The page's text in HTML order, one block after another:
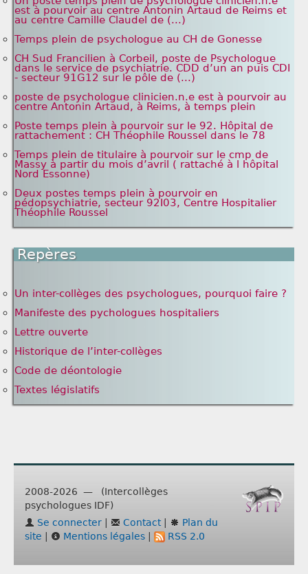
est à pourvoir au centre Antonin Artaud de Reims et
au centre Camille Claudel de (...)
Temps plein de psychologue au CH de Gonesse
CH Sud Francilien à Corbeil, poste de Psychologue
dans le service de psychiatrie. CDD d’un an puis CDI
- secteur 91G12 sur le pôle de (...)
poste de psychologue clinicien.n.e est à pourvoir au
centre Antonin Artaud, à Reims, à temps plein
Poste temps plein à pourvoir sur le 92. Hôpital de
rattachement : CH Théophile Roussel dans le 78
Temps plein de titulaire à pourvoir sur le cmp de
Massy à partir du mois d’avril ( rattaché à l hôpital
Nord Essonne)
Deux postes temps plein à pourvoir en
pédopsychiatrie, secteur 92I03, Centre Hospitalier
Théophile Roussel
Repères
Un inter-collèges des psychologues, pourquoi faire ?
Manifeste des pychologues hospitaliers
Lettre ouverte
Historique de l’inter-collèges
Code de déontologie
Textes législatifs
2008-2026 — (Intercollèges
psychologues IDF)
Se connecter | Contact|
Plan du
site | Mentions légales | RSS 2.0